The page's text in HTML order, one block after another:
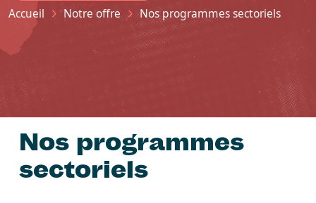
Fil d'Ariane
Accueil Notre offre Nos programmes sectoriels
Nos programmes
sectoriels